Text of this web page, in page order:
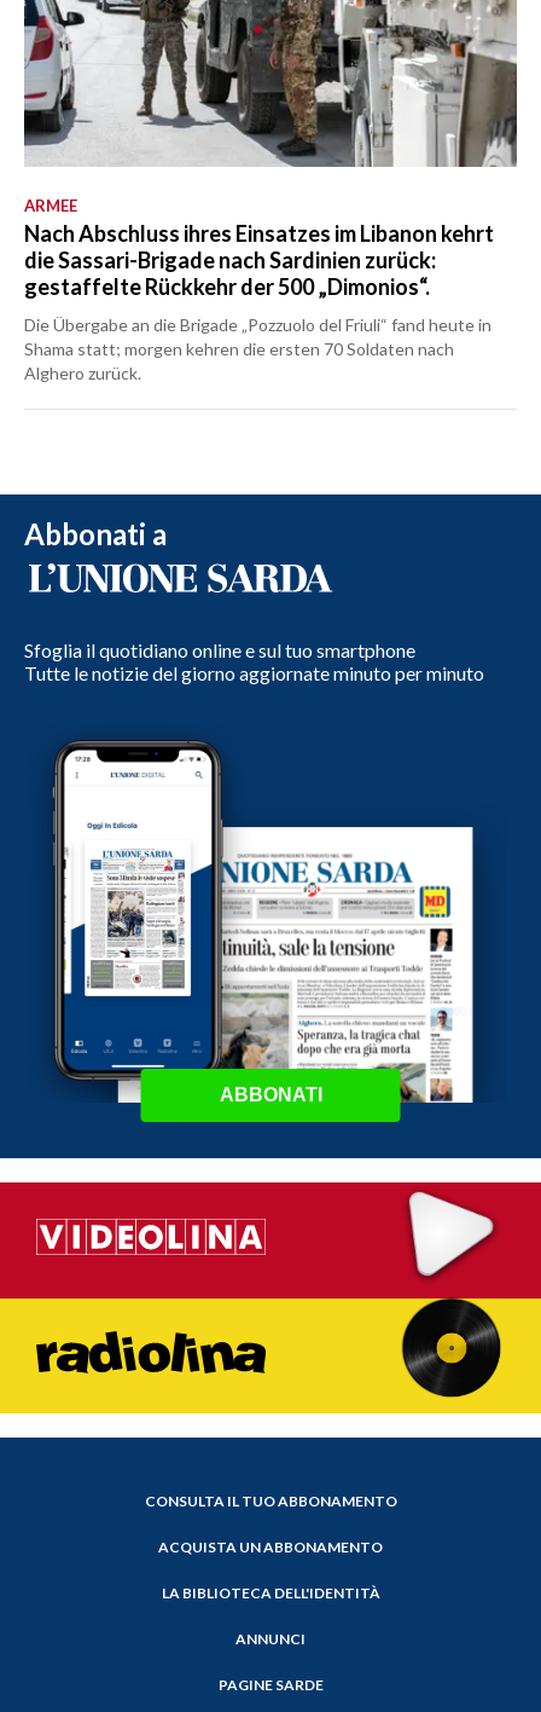
ARMEE
Nach Abschluss ihres Einsatzes im Libanon kehrt
die Sassari-Brigade nach Sardinien zurück:
gestaffelte Rückkehr der 500 „Dimonios“.
Die Übergabe an die Brigade „Pozzuolo del Friuli“ fand heute in
Shama statt; morgen kehren die ersten 70 Soldaten nach
Alghero zurück.
Abbonati a
Sfoglia il quotidiano online e sul tuo smartphone
Tutte le notizie del giorno aggiornate minuto per minuto
ABBONATI
CONSULTA IL TUO ABBONAMENTO
ACQUISTA UN ABBONAMENTO
LA BIBLIOTECA DELL'IDENTITÀ
ANNUNCI
PAGINE SARDE